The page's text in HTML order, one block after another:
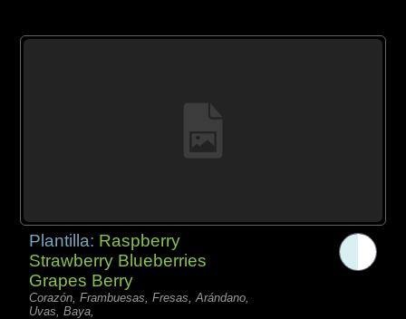
Plantilla: Raspberry
Strawberry Blueberries
Grapes Berry
Corazón, Frambuesas, Fresas, Arándano,
Uvas, Baya,